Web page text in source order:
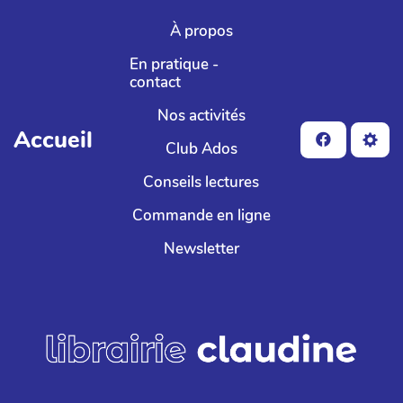
Aller au contenu principal
Accueil
À propos
En pratique -
contact
Nos activités
Club Ados
Conseils lectures
Commande en ligne
Newsletter